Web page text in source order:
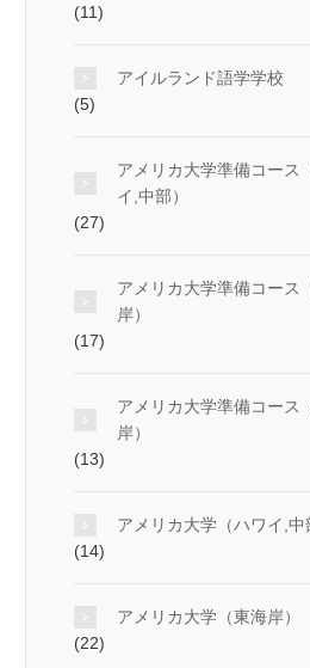
(11)
アイルランド語学学校
(5)
アメリカ大学準備コース
イ,中部）
(27)
アメリカ大学準備コース
岸）
(17)
アメリカ大学準備コース
岸）
(13)
アメリカ大学（ハワイ,中
(14)
アメリカ大学（東海岸）
(22)